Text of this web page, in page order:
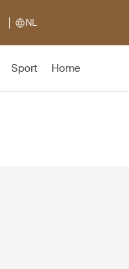
NL
Sport Home